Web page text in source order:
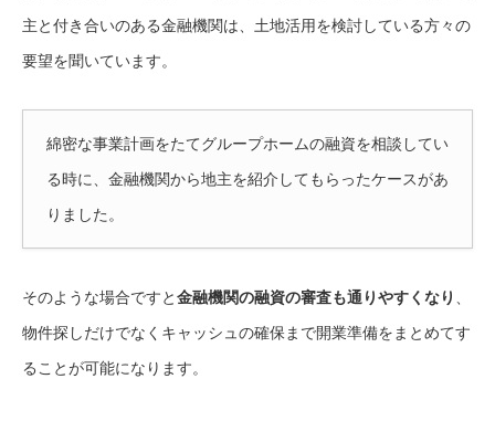
主と付き合いのある金融機関は、土地活用を検討している方々の
要望を聞いています。
綿密な事業計画をたてグループホームの融資を相談してい
る時に、金融機関から地主を紹介してもらったケースがあ
りました。
そのような場合ですと金融機関の融資の審査も通りやすくなり
物件探しだけでなくキャッシュの確保まで開業準備をまとめてす
ることが可能になります。